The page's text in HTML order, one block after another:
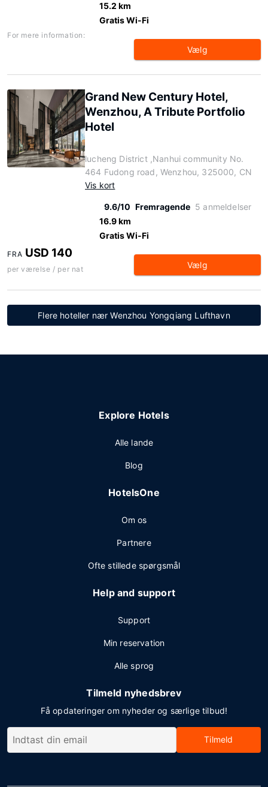
15.2 km
Gratis Wi-Fi
For mere information:
Vælg
Grand New Century Hotel,
Wenzhou, A Tribute Portfolio
Hotel
lucheng District ,Nanhui community No.
464 Fudong road, Wenzhou, 325000, CN
Vis kort
9.6/10 Fremragende 5 anmeldelser
16.9 km
Gratis Wi-Fi
FRA USD 140
per værelse / per nat Vælg
Flere hoteller nær Wenzhou Yongqiang Lufthavn
Explore Hotels
Alle lande
Blog
HotelsOne
Om os
Partnere
Ofte stillede spørgsmål
Help and support
Support
Min reservation
Alle sprog
Tilmeld nyhedsbrev
Få opdateringer om nyheder og særlige tilbud!
Tilmeld